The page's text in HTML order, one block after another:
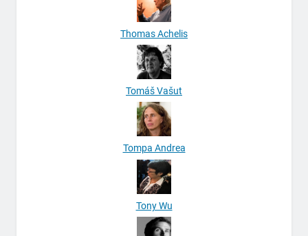
Thomas Achelis
Tomáš Vašut
Tompa Andrea
Tony Wu